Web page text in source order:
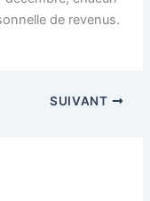
de revenus.
SUIVANT